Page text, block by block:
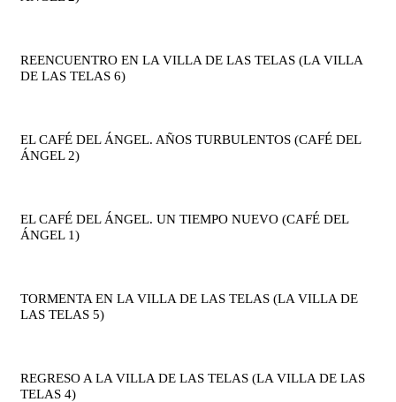
REENCUENTRO EN LA VILLA DE LAS TELAS (LA VILLA
DE LAS TELAS 6)
EL CAFÉ DEL ÁNGEL. AÑOS TURBULENTOS (CAFÉ DEL
ÁNGEL 2)
EL CAFÉ DEL ÁNGEL. UN TIEMPO NUEVO (CAFÉ DEL
ÁNGEL 1)
TORMENTA EN LA VILLA DE LAS TELAS (LA VILLA DE
LAS TELAS 5)
REGRESO A LA VILLA DE LAS TELAS (LA VILLA DE LAS
TELAS 4)